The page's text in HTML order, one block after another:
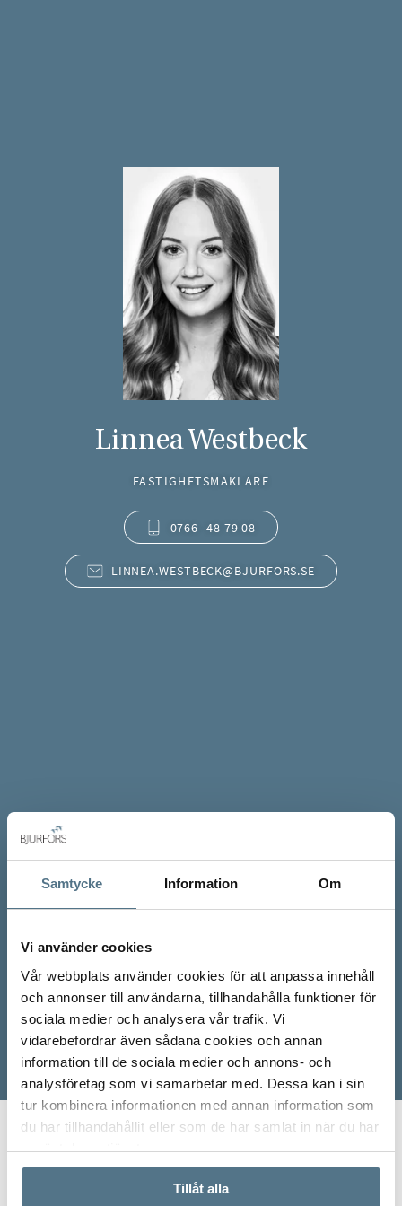
Samtycke Information Om
Vi använder cookies
Vår webbplats använder cookies för att anpassa innehåll
och annonser till användarna, tillhandahålla funktioner för
sociala medier och analysera vår trafik. Vi
vidarebefordrar även sådana cookies och annan
information till de sociala medier och annons- och
analysföretag som vi samarbetar med. Dessa kan i sin
tur kombinera informationen med annan information som
du har tillhandahållit eller som de har samlat in när du har
använt deras tjänster.
Tillåt alla
Linnea Westbeck
FASTIGHETSMÄKLARE
0766- 48 79 08
LINNEA.WESTBECK@BJURFORS.SE
Start Våra mäklare Linnea Westbeck
Linneas främsta egenskaper som mäklare är höga